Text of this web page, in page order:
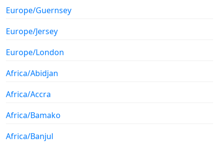
Europe/Guernsey
Europe/Jersey
Europe/London
Africa/Abidjan
Africa/Accra
Africa/Bamako
Africa/Banjul